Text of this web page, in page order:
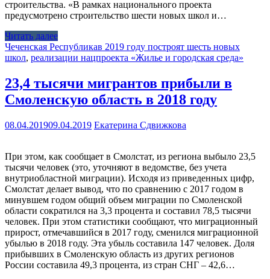
строительства. «В рамках национального проекта
предусмотрено строительство шести новых школ и…
Читать далее
Чеченская Республикав 2019 году построят шесть новых
школ, реализации нацпроекта «Жилье и городская среда»
23,4 тысячи мигрантов прибыли в
Смоленскую область в 2018 году
08.04.201909.04.2019 Екатерина Сдвижкова
При этом, как сообщает в Смолстат, из региона выбыло 23,5
тысячи человек (это, уточняют в ведомстве, без учета
внутриобластной миграции). Исходя из приведенных цифр,
Смолстат делает вывод, что по сравнению с 2017 годом в
минувшем годом общий объем миграции по Смоленской
области сократился на 3,3 процента и составил 78,5 тысячи
человек. При этом статистики сообщают, что миграционный
прирост, отмечавшийся в 2017 году, сменился миграционной
убылью в 2018 году. Эта убыль составила 147 человек. Доля
прибывших в Смоленскую область из других регионов
России составила 49,3 процента, из стран СНГ – 42,6…